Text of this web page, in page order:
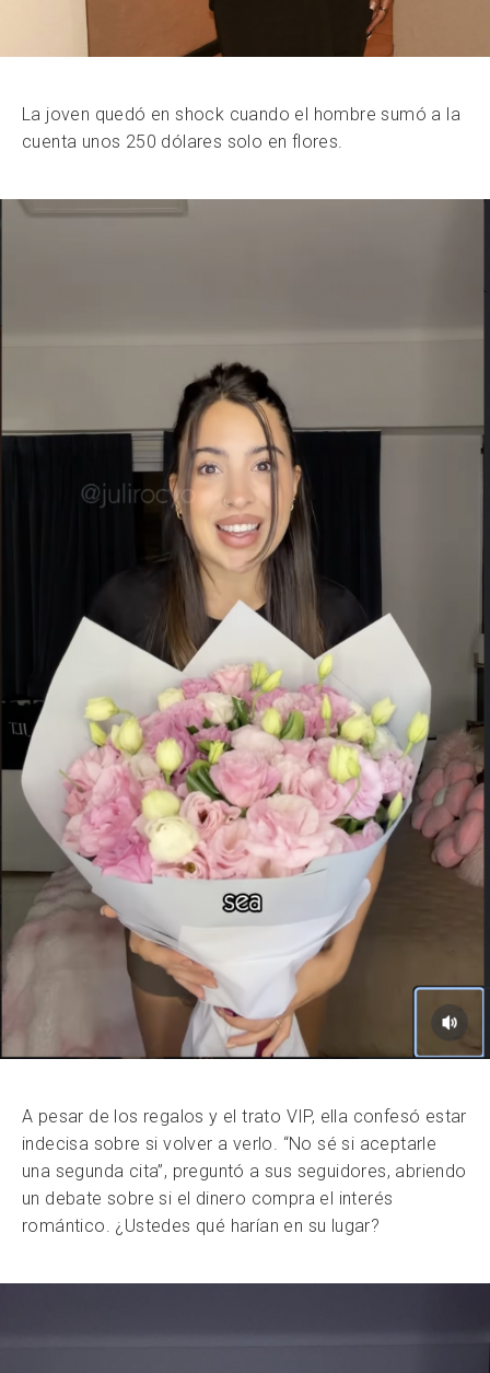
La joven quedó en shock cuando el hombre sumó a la
cuenta unos 250 dólares solo en flores.
A pesar de los regalos y el trato VIP, ella confesó estar
indecisa sobre si volver a verlo. “No sé si aceptarle
una segunda cita”, preguntó a sus seguidores, abriendo
un debate sobre si el dinero compra el interés
romántico. ¿Ustedes qué harían en su lugar?